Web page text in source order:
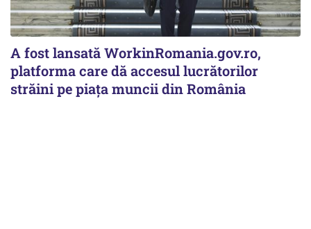
A fost lansată WorkinRomania.gov.ro,
platforma care dă accesul lucrătorilor
străini pe piața muncii din România